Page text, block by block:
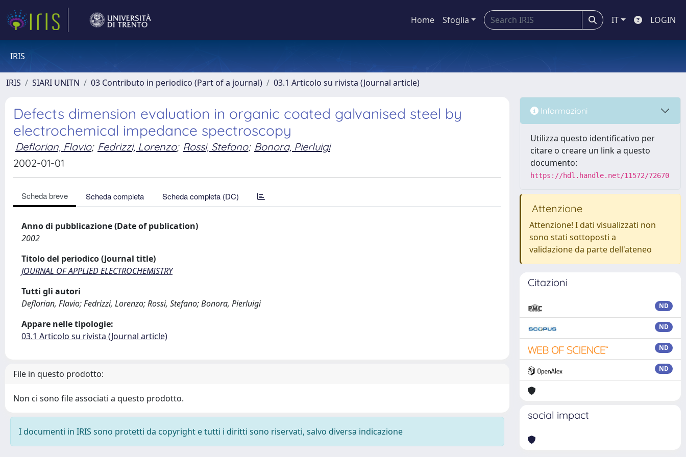
Home Sfoglia IT LOGIN
IRIS
IRIS SIARI UNITN 03 Contributo in periodico (Part of a journal) 03.1 Articolo su rivista (Journal article)
Defects dimension evaluation in organic coated galvanised steel by
electrochemical impedance spectroscopy
Deflorian, Flavio; Fedrizzi, Lorenzo; Rossi, Stefano; Bonora, Pierluigi
2002-01-01
Scheda breve Scheda completa Scheda completa (DC)
Anno di pubblicazione (Date of publication)
2002
Titolo del periodico (Journal title)
JOURNAL OF APPLIED ELECTROCHEMISTRY
Tutti gli autori
Deflorian, Flavio; Fedrizzi, Lorenzo; Rossi, Stefano; Bonora, Pierluigi
Appare nelle tipologie:
03.1 Articolo su rivista (Journal article)
File in questo prodotto:
Non ci sono file associati a questo prodotto.
I documenti in IRIS sono protetti da copyright e tutti i diritti sono riservati, salvo diversa indicazione
Informazioni
Utilizza questo identificativo per
citare o creare un link a questo
documento:
https://hdl.handle.net/11572/72670
Attenzione
Attenzione! I dati visualizzati non
sono stati sottoposti a
validazione da parte dell'ateneo
Citazioni
ND
ND
ND
ND
social impact